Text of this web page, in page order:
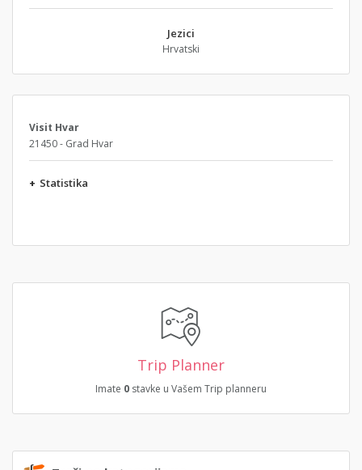
Jezici
Hrvatski
Visit Hvar
21450 - Grad Hvar
+ Statistika
Trip Planner
Imate 0 stavke u Vašem Trip planneru